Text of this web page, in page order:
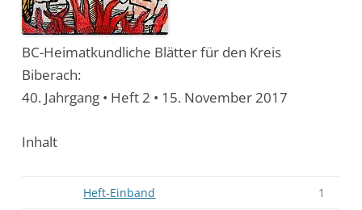
BC-Heimatkundliche Blätter für den Kreis
Biberach:
40. Jahrgang • Heft 2 • 15. November 2017
Inhalt
Heft-Einband 1